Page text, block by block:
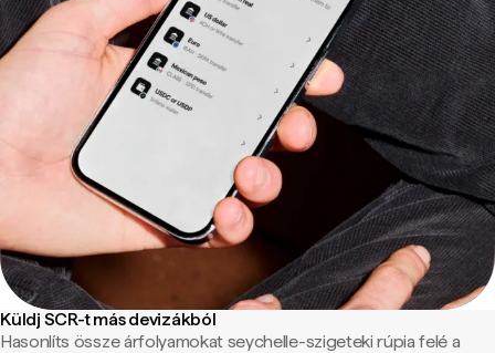
Küldj SCR-t más devizákból
Hasonlíts össze árfolyamokat seychelle-szigeteki rúpia felé a